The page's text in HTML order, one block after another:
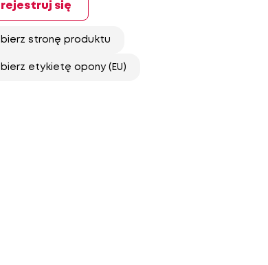
się
stronę produktu
etykietę opony (EU)